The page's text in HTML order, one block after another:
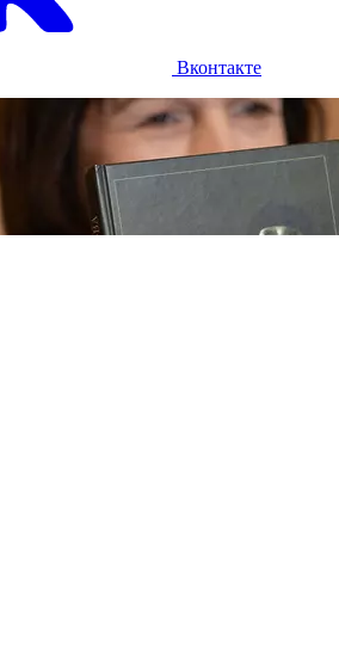
Вконтакте